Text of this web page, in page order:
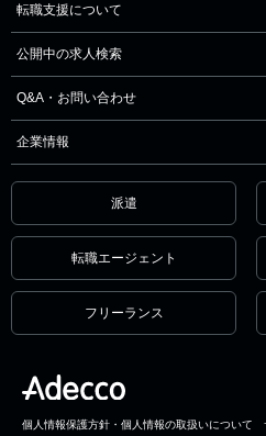
転職支援について
公開中の求人検索
Q&A・お問い合わせ
企業情報
派遣
転職エージェント
フリーランス
個人情報保護方針・個人情報の取扱いについて